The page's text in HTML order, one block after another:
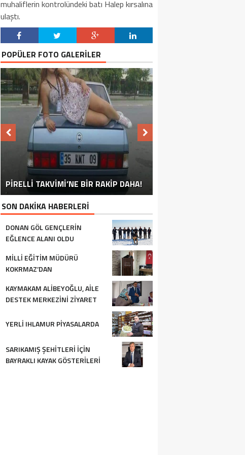
muhaliflerin kontrolündeki batı Halep kırsalına
ulaştı.
POPÜLER FOTO GALERİLER
PİRELLİ TAKVİMİ’NE BİR RAKİP DAHA!
EN İYİ ‘KURBAN BAYRAMI’ CAPSLERİ!
BUNU SÖYLEMEYEN ESNAF GÖRDÜNÜZ
MÜ?
FOTOĞRAFLARLA HIZAN
FOTOĞRAFLARLA BITLIS
FOTOĞRAFLARLA TATVAN
FOTOĞRAFLARLA GÜROYMAK
FOTOĞRAFLARLA AHLAT
FOTOĞRAFLARLA ADILCEVAZ
FOTOĞRAFLARLA MUTKI
SON DAKİKA HABERLERİ
DONAN GÖL GENÇLERIN
EĞLENCE ALANI OLDU
MILLI EĞITIM MÜDÜRÜ
KOKRMAZ’DAN
KAYMAKAM ALIBEYOĞLU, AILE
DESTEK MERKEZINI ZIYARET
YERLI IHLAMUR PIYASALARDA
SARIKAMIŞ ŞEHITLERI IÇIN
BAYRAKLI KAYAK GÖSTERILERI